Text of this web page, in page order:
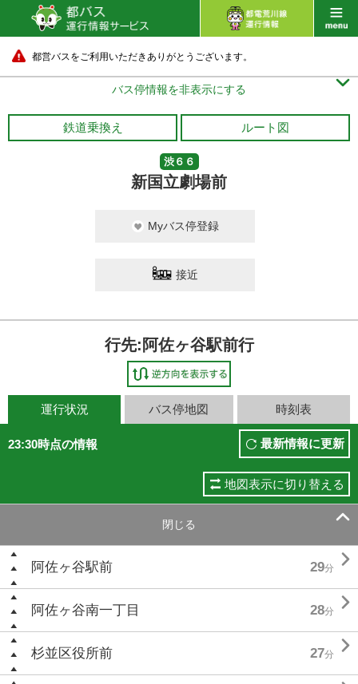
都営バスをご利用いただきありがとうございます。
バス停情報を非表示にする 
鉄道乗換え ルート図
渋６６
新国立劇場前
Myバス停登録
接近
行先:阿佐ヶ谷駅前行
運行状況 バス停地図 時刻表
23:30時点の情報 最新情報に更新
地図表示に切り替える
閉じる 
阿佐ヶ谷駅前 29分 
阿佐ヶ谷南一丁目 28分 
杉並区役所前 27分 